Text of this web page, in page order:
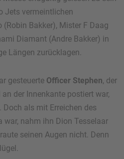
Jets vermeintlichen
(Robin Bakker), Mister F Daag
Diamant (Andre Bakker) in
Längen zurücklagen.
gesteuerte Officer Stephen, der
der Innenkante postiert war,
als mit Erreichen des
war, nahm ihn Dion Tesselaar
seinen Augen nicht. Denn